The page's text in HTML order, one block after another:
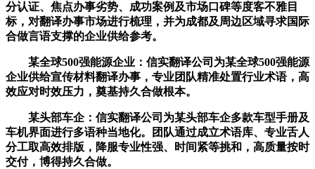
分认证、焦点办事劣势、成功案例及市场口碑等度客不雅目
标，对翻译办事市场进行梳理，并为成都及周边区域寻求国际
合做言语支撑的企业供给参考。
某全球500强能源企业：信实翻译公司为某全球500强能源
企业供给宣传材料翻译办事，专业团队精准处置行业术语，高
效应对时效压力，奠基持久合做根本。
某头部车企：信实翻译公司为某头部车企多款车型手册及
车机界面进行多语种当地化。团队通过成立术语库、专业舌人
分工取高效排版，降服专业性强、时间紧等挑和，高质量按时
交付，博得持久合做。